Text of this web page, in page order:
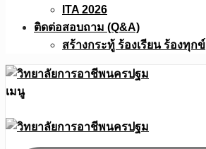
ITA 2026
ติดต่อสอบถาม (Q&A)
สร้างกระทู้ ร้องเรียน ร้องทุกข์
เมนู